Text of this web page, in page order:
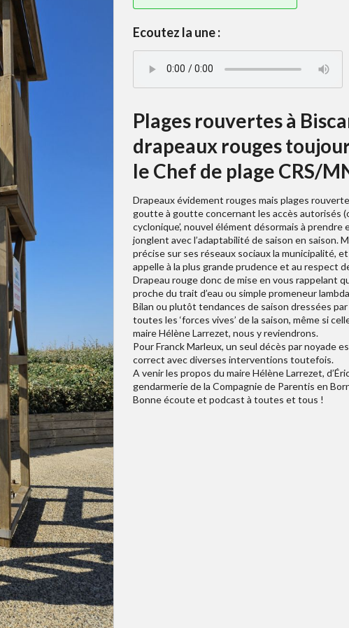
Ecoutez la une :
Plages rouvertes à
drapeaux rouges
le Chef de plage CRS/
Drapeaux évidement rouges mais plages
goutte à goutte concernant les accès autorisés
cyclonique’, nouvel élément désormais à
jonglent avec l’adaptabilité de saison en saison.
précise sur ses réseaux sociaux la municipalité,
appelle à la plus grande prudence et au respect
Drapeau rouge donc de mise en vous rappelant
proche du trait d’eau ou simple promeneur
Bilan ou plutôt tendances de saison dressées
toutes les ‘forces vives’ de la saison, même si
maire Hélène Larrezet, nous y reviendrons.
Pour Franck Marleux, un seul décès par noyade
correct avec diverses interventions toutefois.
A venir les propos du maire Hélène Larrezet,
gendarmerie de la Compagnie de Parentis en
Bonne écoute et podcast à toutes et tous !